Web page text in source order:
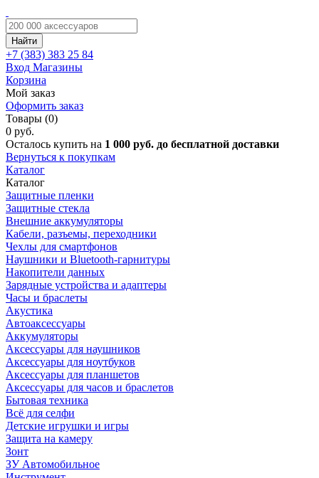
Найти
+7 (383) 383 25 84
Вход Магазины
Корзина
Мой заказ
Оформить заказ
Товары (0)
0 руб.
Осталось купить на 1 000 руб. до бесплатной доставки
Вернуться к покупкам
Каталог
Каталог
Защитные пленки
Защитные стекла
Внешние аккумуляторы
Кабели, разъемы, переходники
Чехлы для смартфонов
Наушники и Bluetooth-гарнитуры
Накопители данных
Зарядные устройства и адаптеры
Часы и браслеты
Акустика
Автоаксессуары
Аккумуляторы
Аксессуары для наушников
Аксессуары для ноутбуков
Аксессуары для планшетов
Аксессуары для часов и браслетов
Бытовая техника
Всё для селфи
Детские игрушки и игры
Защита на камеру
Зонт
ЗУ Автомобильное